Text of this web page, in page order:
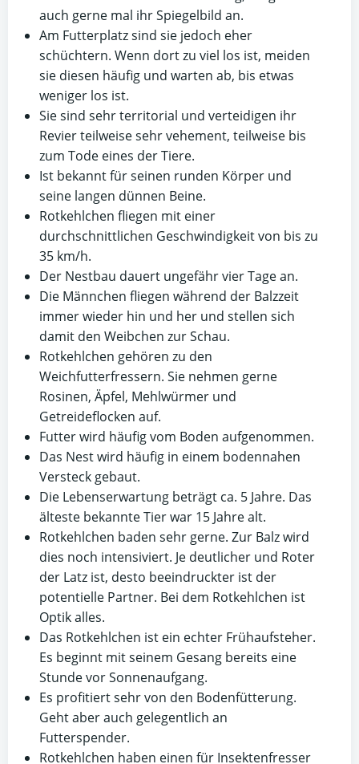
auch gerne mal ihr Spiegelbild an.
Am Futterplatz sind sie jedoch eher
schüchtern. Wenn dort zu viel los ist, meiden
sie diesen häufig und warten ab, bis etwas
weniger los ist.
Sie sind sehr territorial und verteidigen ihr
Revier teilweise sehr vehement, teilweise bis
zum Tode eines der Tiere.
Ist bekannt für seinen runden Körper und
seine langen dünnen Beine.
Rotkehlchen fliegen mit einer
durchschnittlichen Geschwindigkeit von bis zu
35 km/h.
Der Nestbau dauert ungefähr vier Tage an.
Die Männchen fliegen während der Balzzeit
immer wieder hin und her und stellen sich
damit den Weibchen zur Schau.
Rotkehlchen gehören zu den
Weichfutterfressern. Sie nehmen gerne
Rosinen, Äpfel, Mehlwürmer und
Getreideflocken auf.
Futter wird häufig vom Boden aufgenommen.
Das Nest wird häufig in einem bodennahen
Versteck gebaut.
Die Lebenserwartung beträgt ca. 5 Jahre. Das
älteste bekannte Tier war 15 Jahre alt.
Rotkehlchen baden sehr gerne. Zur Balz wird
dies noch intensiviert. Je deutlicher und Roter
der Latz ist, desto beeindruckter ist der
potentielle Partner. Bei dem Rotkehlchen ist
Optik alles.
Das Rotkehlchen ist ein echter Frühaufsteher.
Es beginnt mit seinem Gesang bereits eine
Stunde vor Sonnenaufgang.
Es profitiert sehr von den Bodenfütterung.
Geht aber auch gelegentlich an
Futterspender.
Rotkehlchen haben einen für Insektenfresser